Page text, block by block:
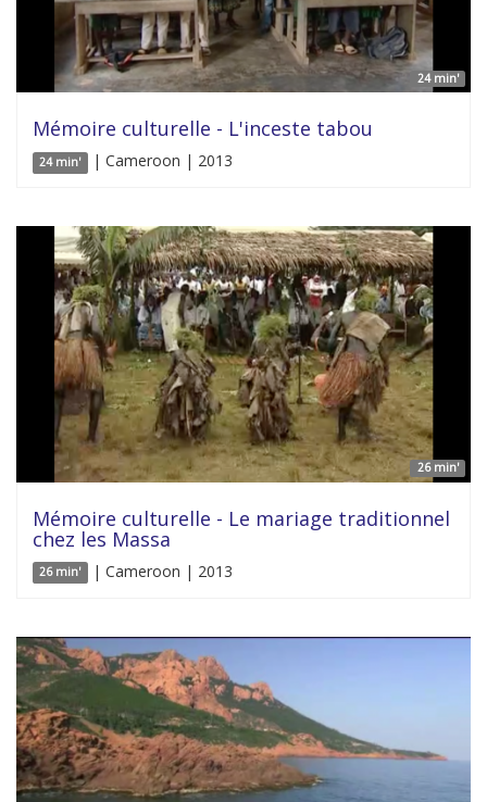
24 min'
Mémoire culturelle - L'inceste tabou
24 min' | Cameroon | 2013
26 min'
Mémoire culturelle - Le mariage traditionnel
chez les Massa
26 min' | Cameroon | 2013